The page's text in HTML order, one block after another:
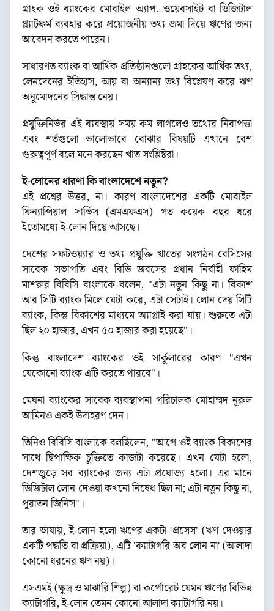
গ্রাহক ওই ব্যাংকের মোবাইল অ্যাপ, ওয়েবসাইট বা ডিজিটাল
প্ল্যাটফর্ম ব্যবহার করে প্রয়োজনীয় তথ্য জমা দিয়ে ঋণের জন্য
আবেদন করতে পারেন।
সাধারণত ব্যাংক বা আর্থিক প্রতিষ্ঠানগুলো গ্রাহকের আর্থিক তথ্য,
লেনদেনের ইতিহাস, আয় বা অন্যান্য তথ্য বিশ্লেষণ করে ঋণ
অনুমোদনের সিদ্ধান্ত নেয়।
প্রযুক্তিনির্ভর এই ব্যবস্থায় সময় কম লাগলেও তথ্যের নিরাপত্তা
এবং শর্তগুলো ভালোভাবে বোঝার বিষয়টি এখানে বেশ
গুরুত্বপূর্ণ বলে মনে করছেন খাত সংশ্লিষ্টরা।
ই-লোনের ধারণা কি বাংলাদেশে নতুন?
এই প্রশ্নের উত্তর, না। কারণ বাংলাদেশের একটি মোবাইল
ফিন্যান্সিয়াল সার্ভিস (এমএফএস) গত কয়েক বছর ধরে
ইতোমধ্যে ই-লোন দিয়ে আসছে।
দেশের সফটওয়্যার ও তথ্য প্রযুক্তি খাতের সংগঠন বেসিসের
সাবেক সভাপতি এবং বিডি জবসের প্রধান নির্বাহী ফাহিম
মাশরুর বিবিসি বাংলাকে বলেন, "এটা নতুন কিছু না। বিকাশ
আর সিটি ব্যাংক মিলে যেটা করে, এটা সেটাই। লোন দেয় সিটি
ব্যাংক, কিন্তু বিকাশের মাধ্যমে অ্যাপ্লাই করা যায়। শুরুতে এটা
ছিল ২০ হাজার, এখন ৫০ হাজার করা হয়েছে"।
কিন্তু বাংলাদেশ ব্যাংকের ওই সার্কুলারের কারণ "এখন
যেকোনো ব্যাংক এটি করতে পারবে"।
মেঘনা ব্যাংকের সাবেক ব্যবস্থাপনা পরিচালক মোহাম্মদ নূরুল
আমিনও একই উদাহরণ দেন।
তিনিও বিবিসি বাংলাকে বলছিলেন, "আগে ওই ব্যাংক বিকাশের
সাথে দ্বিপাক্ষিক চুক্তিতে কাজটা করেছে। এখন যেটা হলো,
দেশজুড়ে সব ব্যাংকের জন্য এটা প্রযোজ্য হলো। এর মানে
ডিজিটাল লোন দেওয়া কখনো নিষেধ ছিল না; এটা নতুন কিছু না,
পুরাতন জিনিস"।
তার ভাষায়, ই-লোন হলো ঋণের একটা 'প্রসেস' (ঋণ দেওয়ার
একটি পদ্ধতি বা প্রক্রিয়া), এটি 'ক্যাটাগরি অব লোন না' (আলাদা
কোনো ধরনের ঋণ নয়)।
এসএমই (ক্ষুদ্র ও মাঝারি শিল্প) বা কর্পোরেট যেমন ঋণের বিভিন্ন
ক্যাটাগরি, ই-লোন তেমন কোনো আলাদা ক্যাটাগরি নয়।